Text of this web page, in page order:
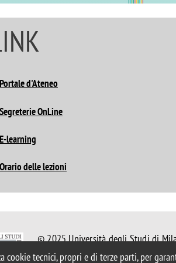
cookie tecnici, propri e di terze parti, per
Portale d'Ateneo
Segreterie OnLine
E-learning
Orario delle lezioni
© 2025 Università degli Studi di
Piazza dell'Ateneo Nuovo, 1 - 20126,